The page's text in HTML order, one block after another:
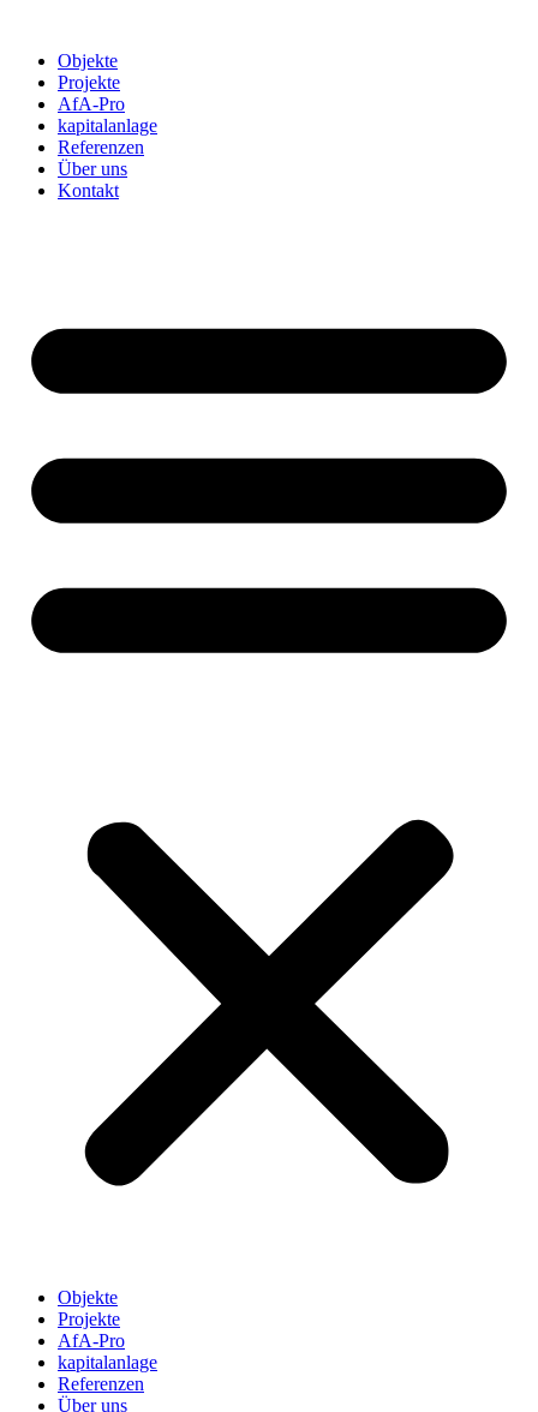
Objekte
Projekte
AfA-Pro
kapitalanlage
Referenzen
Über uns
Kontakt
Objekte
Projekte
AfA-Pro
kapitalanlage
Referenzen
Über uns